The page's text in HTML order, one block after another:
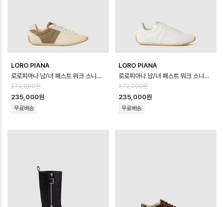
LORO PIANA
로로피아나 남/녀 패스트 워크 스니커즈 - Loro Piana Unisex Fast Wal…
272,000원
235,000원
무료배송
LORO PIANA
로로피아나 남/녀 패스트 워크 스니커즈 - Loro Piana Unisex Fast Wal…
272,000원
235,000원
무료배송